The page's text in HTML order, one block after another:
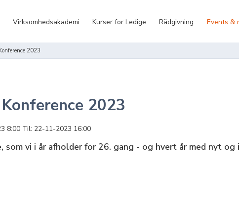
Virksomhedsakademi Kurser for Ledige Rådgivning Events &
2023
2023
8:00 22-11-2023 16:00
som vi i år afholder for 26. gang - og hvert år med nyt og